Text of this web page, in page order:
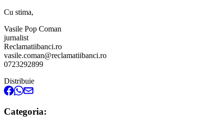
Cu stima,
Vasile Pop Coman
jurnalist
Reclamatiibanci.ro
vasile.coman@reclamatiibanci.ro
0723292899
Distribuie
Categoria: